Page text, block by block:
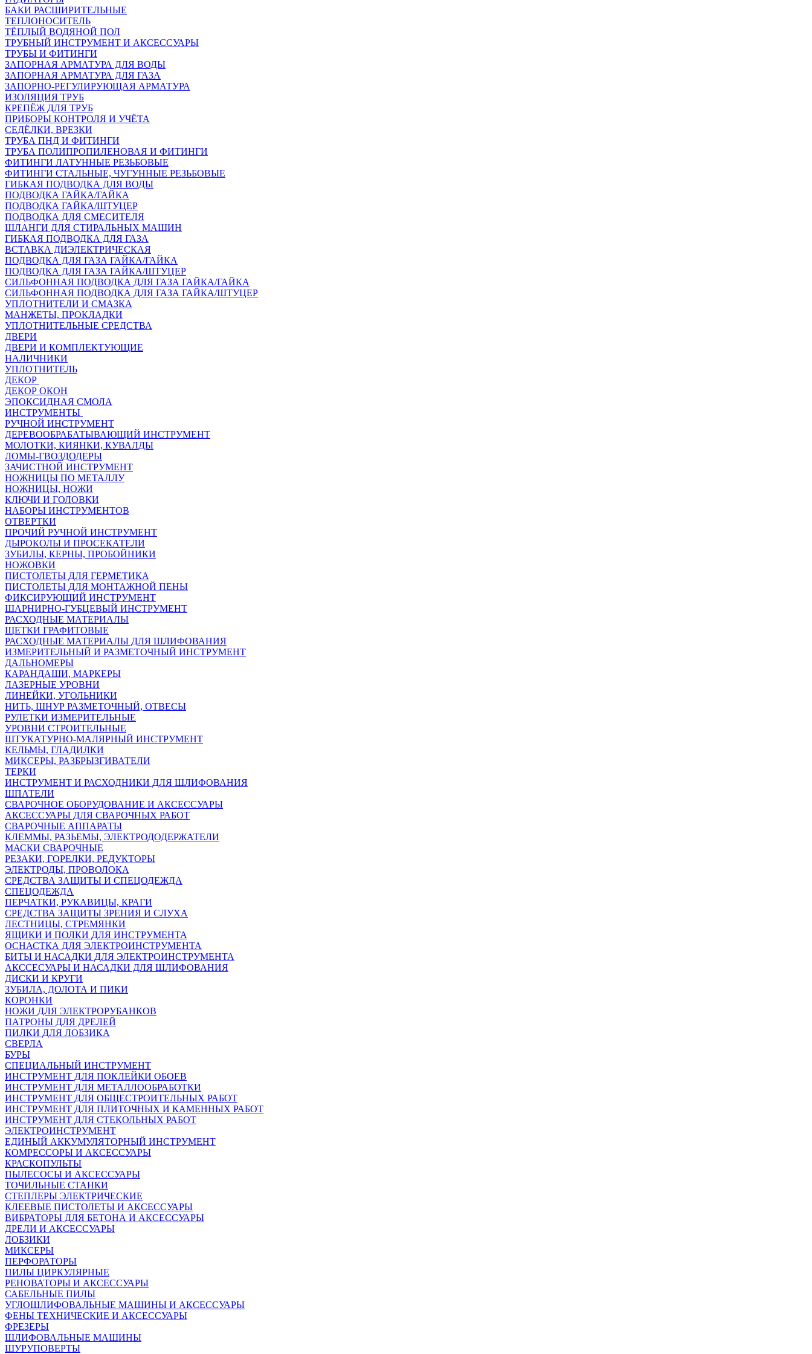
БАКИ РАСШИРИТЕЛЬНЫЕ
ТЕПЛОНОСИТЕЛЬ
ТЁПЛЫЙ ВОДЯНОЙ ПОЛ
ТРУБНЫЙ ИНСТРУМЕНТ И АКСЕССУАРЫ
ТРУБЫ И ФИТИНГИ
ЗАПОРНАЯ АРМАТУРА ДЛЯ ВОДЫ
ЗАПОРНАЯ АРМАТУРА ДЛЯ ГАЗА
ЗАПОРНО-РЕГУЛИРУЮЩАЯ АРМАТУРА
ИЗОЛЯЦИЯ ТРУБ
КРЕПЁЖ ДЛЯ ТРУБ
ПРИБОРЫ КОНТРОЛЯ И УЧЁТА
СЕДЁЛКИ, ВРЕЗКИ
ТРУБА ПНД И ФИТИНГИ
ТРУБА ПОЛИПРОПИЛЕНОВАЯ И ФИТИНГИ
ФИТИНГИ ЛАТУННЫЕ РЕЗЬБОВЫЕ
ФИТИНГИ СТАЛЬНЫЕ, ЧУГУННЫЕ РЕЗЬБОВЫЕ
ГИБКАЯ ПОДВОДКА ДЛЯ ВОДЫ
ПОДВОДКА ГАЙКА/ГАЙКА
ПОДВОДКА ГАЙКА/ШТУЦЕР
ПОДВОДКА ДЛЯ СМЕСИТЕЛЯ
ШЛАНГИ ДЛЯ СТИРАЛЬНЫХ МАШИН
ГИБКАЯ ПОДВОДКА ДЛЯ ГАЗА
ВСТАВКА ДИЭЛЕКТРИЧЕСКАЯ
ПОДВОДКА ДЛЯ ГАЗА ГАЙКА/ГАЙКА
ПОДВОДКА ДЛЯ ГАЗА ГАЙКА/ШТУЦЕР
СИЛЬФОННАЯ ПОДВОДКА ДЛЯ ГАЗА ГАЙКА/ГАЙКА
СИЛЬФОННАЯ ПОДВОДКА ДЛЯ ГАЗА ГАЙКА/ШТУЦЕР
УПЛОТНИТЕЛИ И СМАЗКА
МАНЖЕТЫ, ПРОКЛАДКИ
УПЛОТНИТЕЛЬНЫЕ СРЕДСТВА
ДВЕРИ
ДВЕРИ И КОМПЛЕКТУЮЩИЕ
НАЛИЧНИКИ
УПЛОТНИТЕЛЬ
ДЕКОР
ДЕКОР ОКОН
ЭПОКСИДНАЯ СМОЛА
ИНСТРУМЕНТЫ
РУЧНОЙ ИНСТРУМЕНТ
ДЕРЕВООБРАБАТЫВАЮЩИЙ ИНСТРУМЕНТ
МОЛОТКИ, КИЯНКИ, КУВАЛДЫ
ЛОМЫ-ГВОЗДОДЕРЫ
ЗАЧИСТНОЙ ИНСТРУМЕНТ
НОЖНИЦЫ ПО МЕТАЛЛУ
НОЖНИЦЫ, НОЖИ
КЛЮЧИ И ГОЛОВКИ
НАБОРЫ ИНСТРУМЕНТОВ
ОТВЕРТКИ
ПРОЧИЙ РУЧНОЙ ИНСТРУМЕНТ
ДЫРОКОЛЫ И ПРОСЕКАТЕЛИ
ЗУБИЛЫ, КЕРНЫ, ПРОБОЙНИКИ
НОЖОВКИ
ПИСТОЛЕТЫ ДЛЯ ГЕРМЕТИКА
ПИСТОЛЕТЫ ДЛЯ МОНТАЖНОЙ ПЕНЫ
ФИКСИРУЮЩИЙ ИНСТРУМЕНТ
ШАРНИРНО-ГУБЦЕВЫЙ ИНСТРУМЕНТ
РАСХОДНЫЕ МАТЕРИАЛЫ
ЩЕТКИ ГРАФИТОВЫЕ
РАСХОДНЫЕ МАТЕРИАЛЫ ДЛЯ ШЛИФОВАНИЯ
ИЗМЕРИТЕЛЬНЫЙ И РАЗМЕТОЧНЫЙ ИНСТРУМЕНТ
ДАЛЬНОМЕРЫ
КАРАНДАШИ, МАРКЕРЫ
ЛАЗЕРНЫЕ УРОВНИ
ЛИНЕЙКИ, УГОЛЬНИКИ
НИТЬ, ШНУР РАЗМЕТОЧНЫЙ, ОТВЕСЫ
РУЛЕТКИ ИЗМЕРИТЕЛЬНЫЕ
УРОВНИ СТРОИТЕЛЬНЫЕ
ШТУКАТУРНО-МАЛЯРНЫЙ ИНСТРУМЕНТ
КЕЛЬМЫ, ГЛАДИЛКИ
МИКСЕРЫ, РАЗБРЫЗГИВАТЕЛИ
ТЕРКИ
ИНСТРУМЕНТ И РАСХОДНИКИ ДЛЯ ШЛИФОВАНИЯ
ШПАТЕЛИ
СВАРОЧНОЕ ОБОРУДОВАНИЕ И АКСЕССУАРЫ
АКСЕССУАРЫ ДЛЯ СВАРОЧНЫХ РАБОТ
СВАРОЧНЫЕ АППАРАТЫ
КЛЕММЫ, РАЗЬЕМЫ, ЭЛЕКТРОДОДЕРЖАТЕЛИ
МАСКИ СВАРОЧНЫЕ
РЕЗАКИ, ГОРЕЛКИ, РЕДУКТОРЫ
ЭЛЕКТРОДЫ, ПРОВОЛОКА
СРЕДСТВА ЗАЩИТЫ И СПЕЦОДЕЖДА
СПЕЦОДЕЖДА
ПЕРЧАТКИ, РУКАВИЦЫ, КРАГИ
СРЕДСТВА ЗАЩИТЫ ЗРЕНИЯ И СЛУХА
ЛЕСТНИЦЫ, СТРЕМЯНКИ
ЯЩИКИ И ПОЛКИ ДЛЯ ИНСТРУМЕНТА
ОСНАСТКА ДЛЯ ЭЛЕКТРОИНСТРУМЕНТА
БИТЫ И НАСАДКИ ДЛЯ ЭЛЕКТРОИНСТРУМЕНТА
АКССЕСУАРЫ И НАСАДКИ ДЛЯ ШЛИФОВАНИЯ
ДИСКИ И КРУГИ
ЗУБИЛА, ДОЛОТА И ПИКИ
КОРОНКИ
НОЖИ ДЛЯ ЭЛЕКТРОРУБАНКОВ
ПАТРОНЫ ДЛЯ ДРЕЛЕЙ
ПИЛКИ ДЛЯ ЛОБЗИКА
СВЕРЛА
БУРЫ
СПЕЦИАЛЬНЫЙ ИНСТРУМЕНТ
ИНСТРУМЕНТ ДЛЯ ПОКЛЕЙКИ ОБОЕВ
ИНСТРУМЕНТ ДЛЯ МЕТАЛЛООБРАБОТКИ
ИНСТРУМЕНТ ДЛЯ ОБЩЕСТРОИТЕЛЬНЫХ РАБОТ
ИНСТРУМЕНТ ДЛЯ ПЛИТОЧНЫХ И КАМЕННЫХ РАБОТ
ИНСТРУМЕНТ ДЛЯ СТЕКОЛЬНЫХ РАБОТ
ЭЛЕКТРОИНСТРУМЕНТ
ЕДИНЫЙ АККУМУЛЯТОРНЫЙ ИНСТРУМЕНТ
КОМРЕССОРЫ И АКСЕССУАРЫ
КРАСКОПУЛЬТЫ
ПЫЛЕСОСЫ И АКСЕССУАРЫ
ТОЧИЛЬНЫЕ СТАНКИ
СТЕПЛЕРЫ ЭЛЕКТРИЧЕСКИЕ
КЛЕЕВЫЕ ПИСТОЛЕТЫ И АКСЕССУАРЫ
ВИБРАТОРЫ ДЛЯ БЕТОНА И АКСЕССУАРЫ
ДРЕЛИ И АКСЕССУАРЫ
ЛОБЗИКИ
МИКСЕРЫ
ПЕРФОРАТОРЫ
ПИЛЫ ЦИРКУЛЯРНЫЕ
РЕНОВАТОРЫ И АКСЕССУАРЫ
САБЕЛЬНЫЕ ПИЛЫ
УГЛОШЛИФОВАЛЬНЫЕ МАШИНЫ И АКСЕССУАРЫ
ФЕНЫ ТЕХНИЧЕСКИЕ И АКСЕССУАРЫ
ФРЕЗЕРЫ
ШЛИФОВАЛЬНЫЕ МАШИНЫ
ШУРУПОВЕРТЫ